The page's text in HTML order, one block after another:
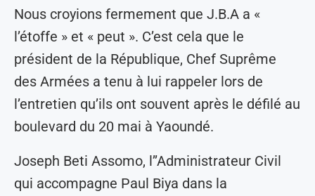
Nous croyions fermement que J.B.A a «
l’étoffe » et « peut ». C’est cela que le
président de la République, Chef Suprême
des Armées a tenu à lui rappeler lors de
l’entretien qu’ils ont souvent après le défilé au
boulevard du 20 mai à Yaoundé.
Joseph Beti Assomo, l’’Administrateur Civil
qui accompagne Paul Biya dans la